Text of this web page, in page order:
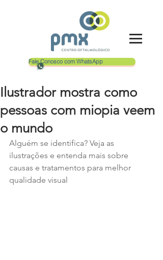
Fale Conosco com WhatsApp
Ilustrador mostra como
pessoas com miopia veem
o mundo
Alguém se identifica? Veja as
ilustrações e entenda mais sobre
causas e tratamentos para melhor
qualidade visual